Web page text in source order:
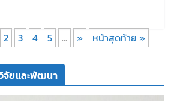
2 3 4 5 ... » หน้าสุดท้าย »
จัยและพัฒนา